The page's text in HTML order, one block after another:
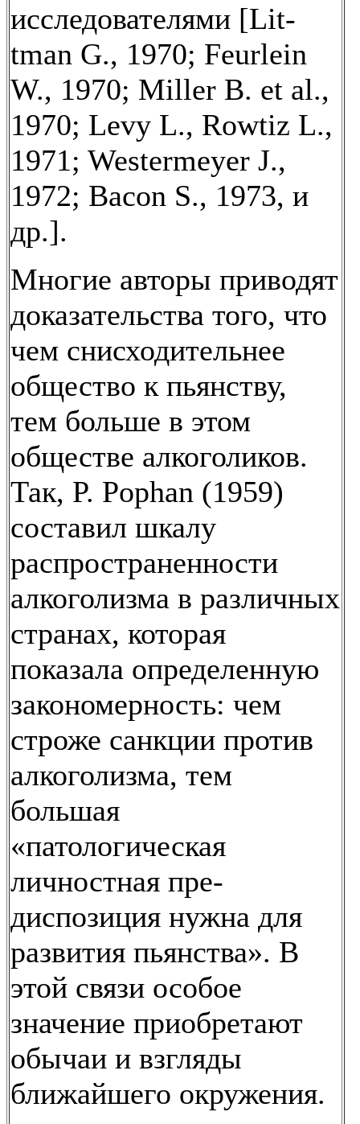
исследователями [Lit-
tman G., 1970; Feurlein
W., 1970; Miller B. et al.,
1970; Levy L., Rowtiz L.,
1971; Westermeyer J.,
1972; Bacon S., 1973, и
др.].
Многие авторы приводят
доказательства того, что
чем снисходительнее
общество к пьянству,
тем больше в этом
обществе алкоголиков.
Так, P. Pophan (1959)
составил шкалу
распространенности
алкоголизма в различных
странах, которая
показала определенную
закономерность: чем
строже санкции против
алкоголизма, тем
большая
«патологическая
личностная пре-
диспозиция нужна для
развития пьянства». В
этой связи особое
значение приобретают
обычаи и взгляды
ближайшего окружения.